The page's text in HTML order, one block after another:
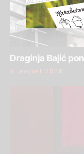
Draginja Bajić
4. avgust 2026.